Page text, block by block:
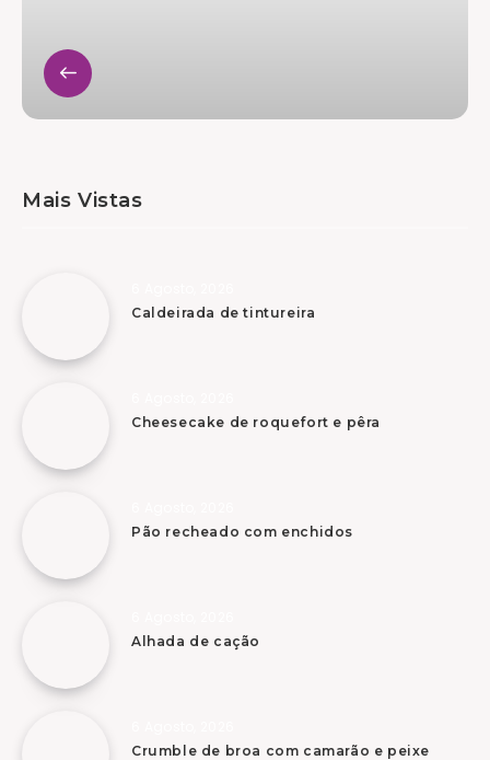
Mais Vistas
Caldeirada de tintureira
Cheesecake de roquefort e pêra
Pão recheado com enchidos
Alhada de cação
Crumble de broa com camarão e peixe